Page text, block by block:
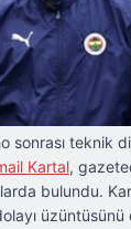
sonrası teknik
Kartal,
bulundu.